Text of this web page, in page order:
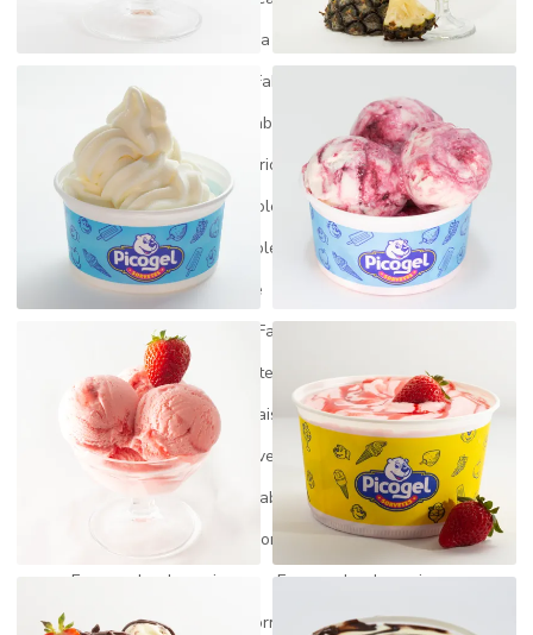
Fabrica de açai para revenda
Fabrica de açai a venda
Fabrica de gelato
Fabrica de gelato italiano
Fabrica de picole
Fabrica de picole artesanal
Fabrica de picole mg
Fabrica de picole paleta mexicana
Fabrica de picole perto de mim
Fabrica de picole para revenda
Fabrica de picole e sorvete
Fabrica de picole venda
Fábrica de sorvete
Fabrica de sorvete gelato
Fabrica de sorvete em minas gerais
Fábrica de sorvete minas geriais
Fabrica de sorvete preço
Fábrica de sorvete para revenda
Fabricante de açaí
Fabricante de picolé
Fabricantes de açaí no brasil
Fornecedor de açai
Fornecedor de açai do pará
Fornecedor de açai mg
Fornecedor de açai puro
Fornecedor de picolé
Fornecedor de picole e sorvete